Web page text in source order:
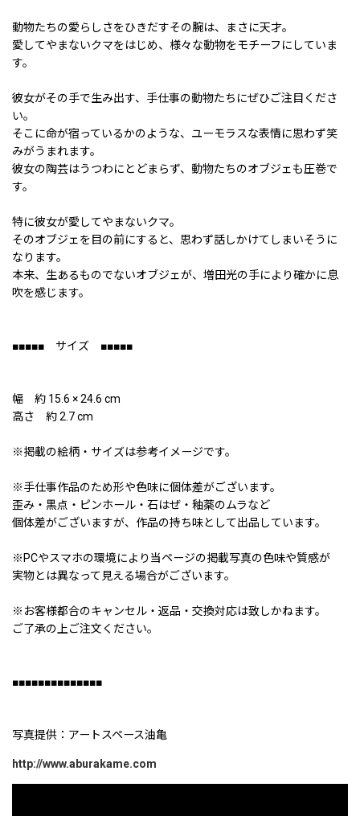
動物たちの愛らしさをひきだすその腕は、まさに天才。
愛してやまないクマをはじめ、様々な動物をモチーフにしていま
す。
彼女がその手で生み出す、手仕事の動物たちにぜひご注目くださ
い。
そこに命が宿っているかのような、ユーモラスな表情に思わず笑
みがうまれます。
彼女の陶芸はうつわにとどまらず、動物たちのオブジェも圧巻で
す。
特に彼女が愛してやまないクマ。
そのオブジェを目の前にすると、思わず話しかけてしまいそうに
なります。
本来、生あるものでないオブジェが、増田光の手により確かに息
吹を感じます。
■■■■■ サイズ ■■■■■
幅 約 15.6 × 24.6 cm
高さ 約 2.7 cm
※掲載の絵柄・サイズは参考イメージです。
※手仕事作品のため形や色味に個体差がございます。
歪み・黒点・ピンホール・石はぜ・釉薬のムラなど
個体差がございますが、作品の持ち味として出品しています。
※PCやスマホの環境により当ページの掲載写真の色味や質感が
実物とは異なって見える場合がございます。
※お客様都合のキャンセル・返品・交換対応は致しかねます。
ご了承の上ご注文ください。
■■■■■■■■■■■■■■
写真提供：アートスペース油亀
http://www.aburakame.com